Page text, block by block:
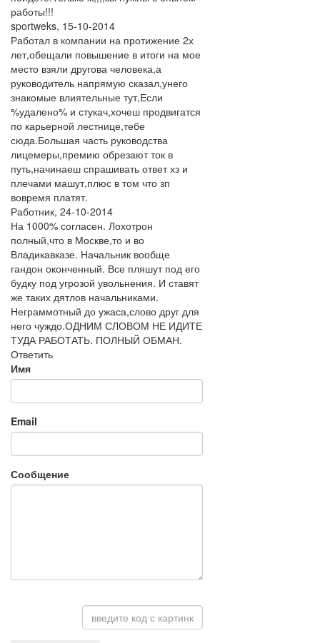
работы!!!
sportweks, 15-10-2014
Работал в компании на протижение 2х
лет,обещали повышение в итоги на мое
место взяли другова человека,а
руководитель напрямую сказал,унего
знакомые влиятельные тут,Если
%удалено% и стукач,хочеш продвигатся
по карьерной лестнице,тебе
сюда.Большая часть руководства
лицемеры,премию обрезают ток в
путь,начинаеш спрашивать ответ хз и
плечами машут,плюс в том что зп
вовремя платят.
Работник, 24-10-2014
На 1000% согласен. Лохотрон
полный,что в Москве,то и во
Владикавказе. Начальник вообще
гандон оконченный. Все пляшут под его
будку под угрозой увольнения. И ставят
же таких дятлов начальниками.
Неграммотный до ужаса,слово друг для
него чуждо.ОДНИМ СЛОВОМ НЕ ИДИТЕ
ТУДА РАБОТАТЬ. ПОЛНЫЙ ОБМАН.
Ответить
Имя
Email
Сообщение